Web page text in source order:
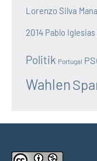
Lorenzo Silva
2014 Pablo Iglesias
Politik Portugal
Wahlen